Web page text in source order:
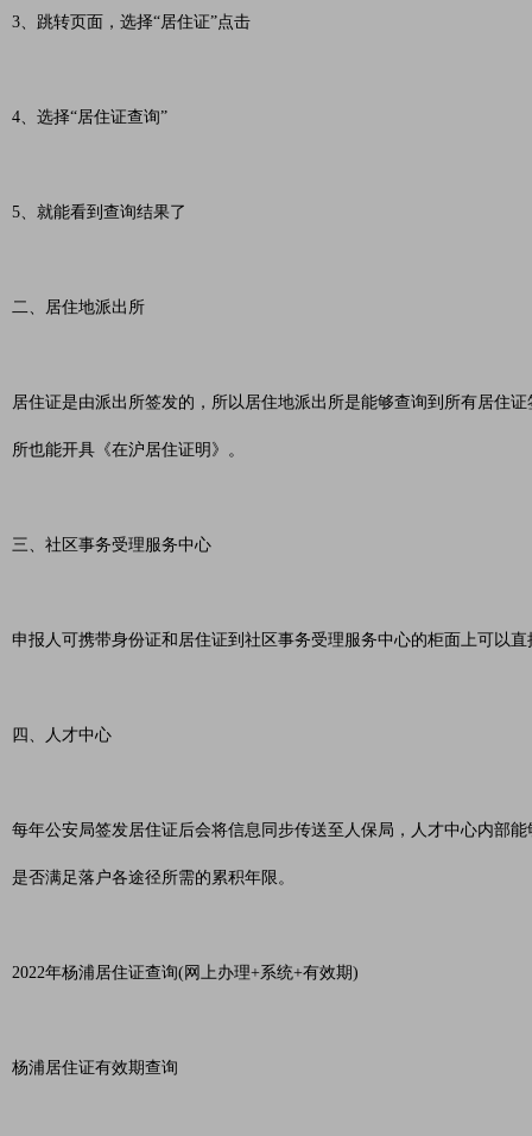
3、跳转页面，选择“居住证”点击
4、选择“居住证查询”
5、就能看到查询结果了
二、居住地派出所
居住证是由派出所签发的，所以居住地派出所是能够查询到所有居住
所也能开具《在沪居住证明》。
三、社区事务受理服务中心
申报人可携带身份证和居住证到社区事务受理服务中心的柜面上可以
四、人才中心
每年公安局签发居住证后会将信息同步传送至人保局，人才中心内部
是否满足落户各途径所需的累积年限。
2022年杨浦居住证查询(网上办理+系统+有效期)
杨浦居住证有效期查询